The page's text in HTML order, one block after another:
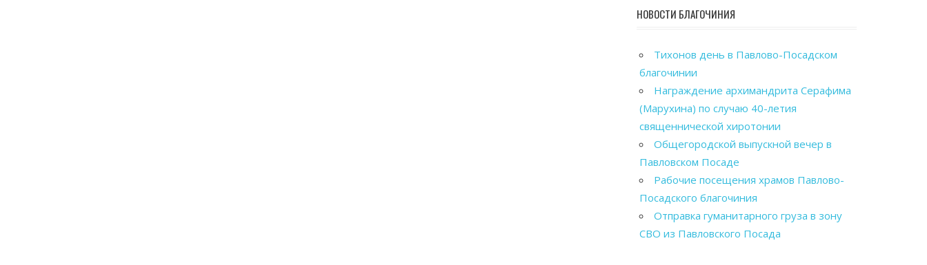
НОВОСТИ БЛАГОЧИНИЯ
Тихонов день в Павлово-Посадском
благочинии
Награждение архимандрита Серафима
(Марухина) по случаю 40-летия
священнической хиротонии
Общегородской выпускной вечер в
Павловском Посаде
Рабочие посещения храмов Павлово-
Посадского благочиния
Отправка гуманитарного груза в зону
СВО из Павловского Посада